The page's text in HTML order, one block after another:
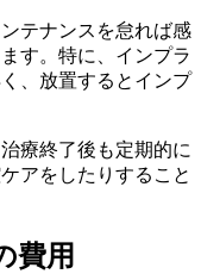
テナンスを怠れば感
す。特に、インプラ
、放置するとインプ
療終了後も定期的に
アをしたりすること
費用